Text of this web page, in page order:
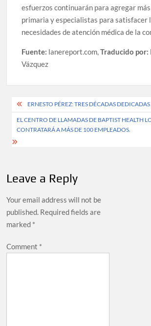
esfuerzos continuarán para agregar
primaria y especialistas para satisfacer
necesidades de atención médica de la
Fuente: lanereport.com,Traducido por:
Vázquez
Post
navigation
ERNESTO PÉREZ: TRES DÉCADAS
EL CENTRO DE LLAMADAS DE BAPTIST HEALTH
CONTRATARÁ A MÁS DE 100 EMPLEADOS.
Leave a Reply
Your email address will not be
published. Required fields are
marked *
Comment *